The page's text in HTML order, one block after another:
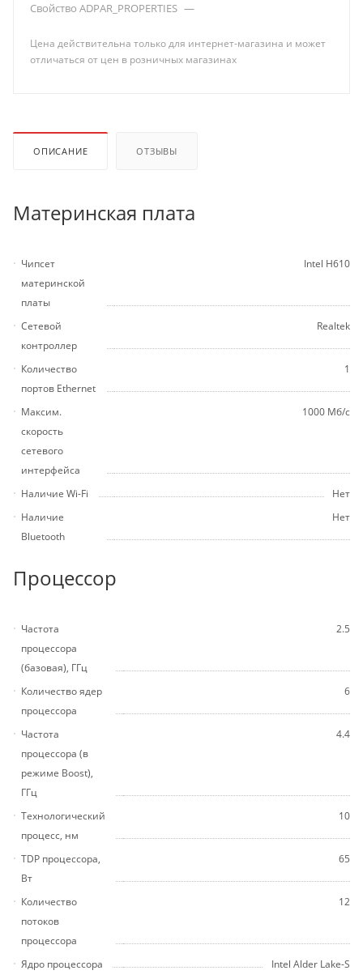
Свойство ADPAR_PROPERTIES —
Цена действительна только для интернет-магазина и может
отличаться от цен в розничных магазинах
ОПИСАНИЕ ОТЗЫВЫ
Материнская плата
Чипсет
материнской
платы
Intel H610
Сетевой
контроллер
Realtek
Количество
портов Ethernet
1
Максим.
скорость
сетевого
интерфейса
1000 Мб/с
Наличие Wi-Fi
Нет
Наличие
Bluetooth
Нет
Процессор
Частота
процессора
(базовая), ГГц
2.5
Количество ядер
процессора
6
Частота
процессора (в
режиме Boost),
ГГц
4.4
Технологический
процесс, нм
10
TDP процессора,
Вт
65
Количество
потоков
процессора
12
Ядро процессора
Intel Alder Lake-S